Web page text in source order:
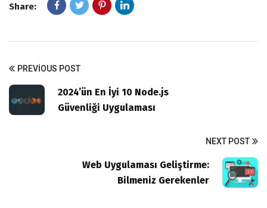
Share:
PREVIOUS POST
2024’ün En İyi 10 Node.js
Güvenliği Uygulaması
NEXT POST
Web Uygulaması Geliştirme:
Bilmeniz Gerekenler